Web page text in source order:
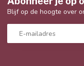
Blijf op de hoogte over